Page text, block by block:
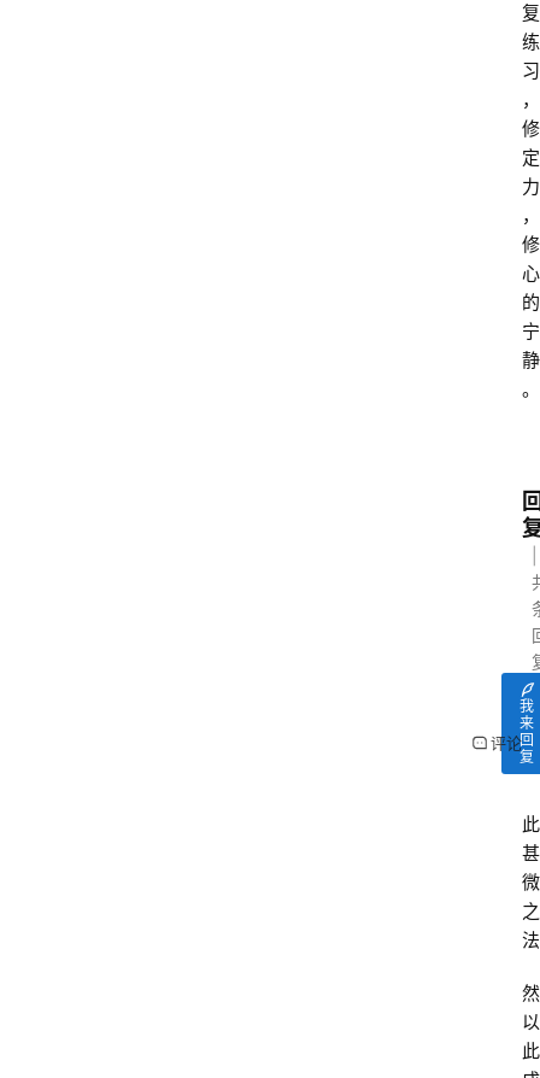
复
练
习
，
修
定
力
，
修
心
的
宁
静
。
我
来
回
复
评论
之